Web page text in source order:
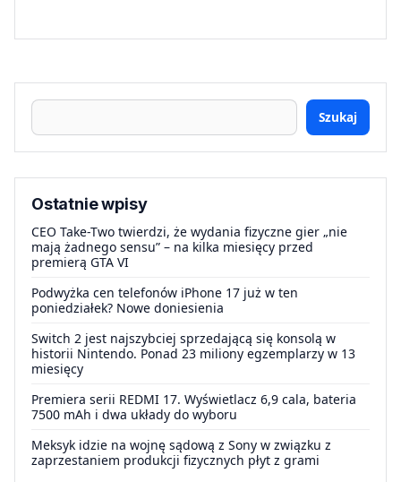
Szukaj
Ostatnie wpisy
CEO Take-Two twierdzi, że wydania fizyczne gier „nie
mają żadnego sensu” – na kilka miesięcy przed
premierą GTA VI
Podwyżka cen telefonów iPhone 17 już w ten
poniedziałek? Nowe doniesienia
Switch 2 jest najszybciej sprzedającą się konsolą w
historii Nintendo. Ponad 23 miliony egzemplarzy w 13
miesięcy
Premiera serii REDMI 17. Wyświetlacz 6,9 cala, bateria
7500 mAh i dwa układy do wyboru
Meksyk idzie na wojnę sądową z Sony w związku z
zaprzestaniem produkcji fizycznych płyt z grami